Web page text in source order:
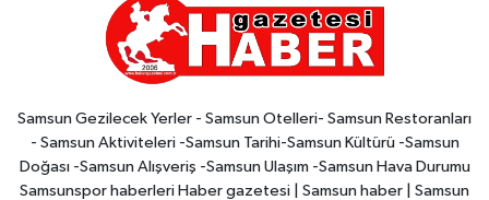
Samsun Gezilecek Yerler - Samsun Otelleri- Samsun Restoranları
- Samsun Aktiviteleri -Samsun Tarihi-Samsun Kültürü -Samsun
Doğası -Samsun Alışveriş -Samsun Ulaşım -Samsun Hava Durumu
Samsunspor haberleri Haber gazetesi | Samsun haber | Samsun